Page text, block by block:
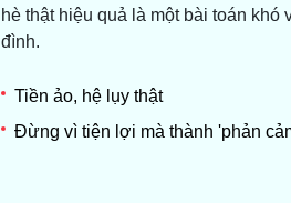
hè thật hiệu quả là một bài toán khó
đình.
Tiền ảo, hệ lụy thật
Đừng vì tiện lợi mà thành 'phản